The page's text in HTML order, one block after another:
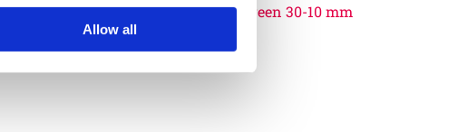
Allow all
EUROFLEX® Edge profile green 30-10 mm
370:-